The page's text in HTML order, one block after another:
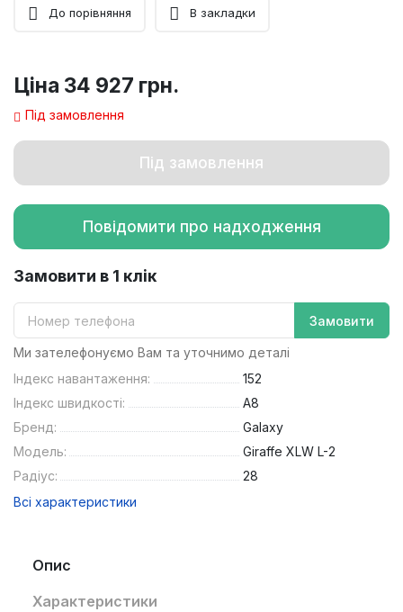
До порівняння В закладки
Ціна 34 927 грн.
Під замовлення
Під замовлення
Повідомити про надходження
Замовити в 1 клік
Замовити
Ми зателефонуємо Вам та уточнимо деталі
Індекс навантаження:
152
Індекс швидкості:
A8
Бренд:
Galaxy
Модель:
Giraffe XLW L-2
Радіус:
28
Всі характеристики
Опис
Характеристики